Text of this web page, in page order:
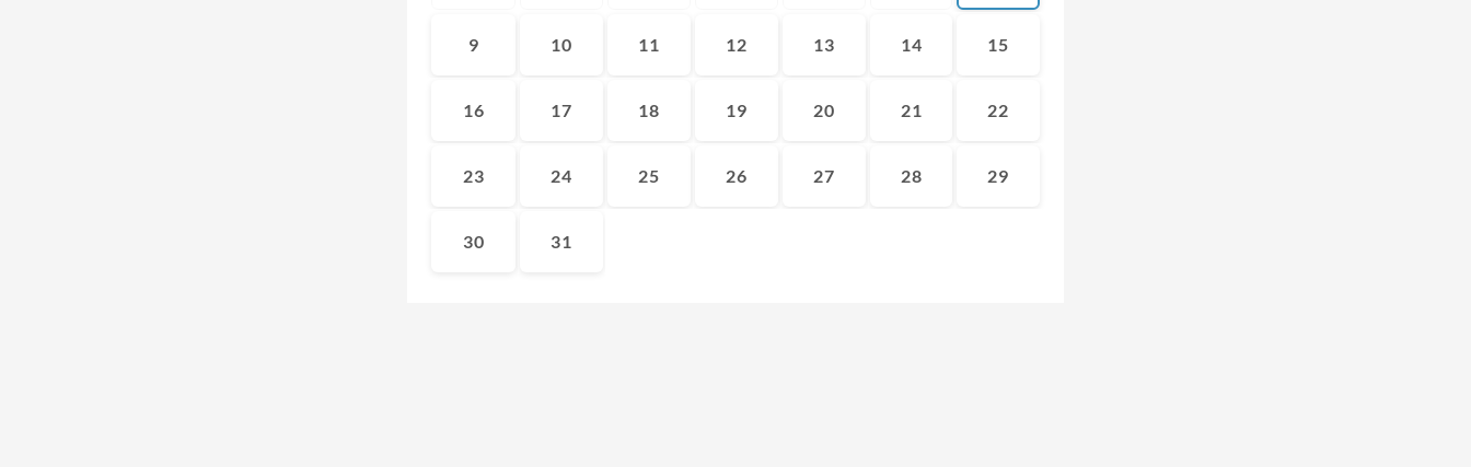
9 10 11 12 13 14 15
16 17 18 19 20 21 22
23 24 25 26 27 28 29
30 31